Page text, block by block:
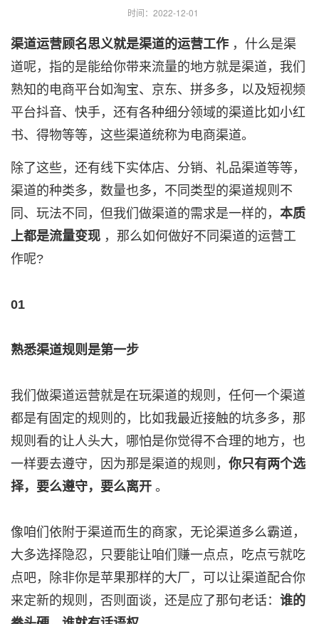
时间：2022-12-01
渠道运营顾名思义就是渠道的运营工作 ，什么是渠
道呢，指的是能给你带来流量的地方就是渠道，我们
熟知的电商平台如淘宝、京东、拼多多，以及短视频
平台抖音、快手，还有各种细分领域的渠道比如小红
书、得物等等，这些渠道统称为电商渠道。
除了这些，还有线下实体店、分销、礼品渠道等等，
渠道的种类多，数量也多，不同类型的渠道规则不
同、玩法不同，但我们做渠道的需求是一样的， 本质
上都是流量变现 ，那么如何做好不同渠道的运营工
作呢?
01
熟悉渠道规则是第一步
我们做渠道运营就是在玩渠道的规则，任何一个渠道
都是有固定的规则的，比如我最近接触的坑多多，那
规则看的让人头大，哪怕是你觉得不合理的地方，也
一样要去遵守，因为那是渠道的规则， 你只有两个选
择，要么遵守，要么离开 。
像咱们依附于渠道而生的商家，无论渠道多么霸道，
大多选择隐忍，只要能让咱们赚一点点，吃点亏就吃
点吧，除非你是苹果那样的大厂，可以让渠道配合你
来定新的规则，否则面谈，还是应了那句老话： 谁的